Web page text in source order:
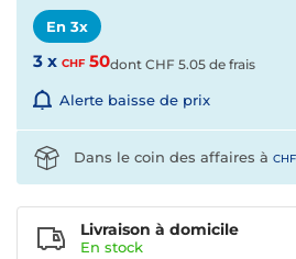
En 3x
3 x CHF50dont CHF 5.05 de frais
Alerte baisse de prix
Livraison à domicile
En stock
Dans le coin des affaires à CHF